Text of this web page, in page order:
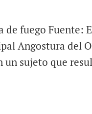
fuego Fuente:
Angostura del
sujeto que